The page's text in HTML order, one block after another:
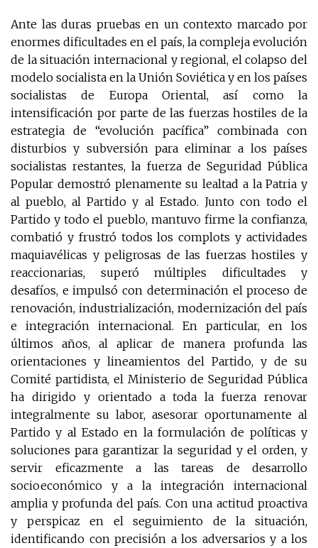
Ante las duras pruebas en un contexto marcado por
enormes dificultades en el país, la compleja evolución
de la situación internacional y regional, el colapso del
modelo socialista en la Unión Soviética y en los países
socialistas de Europa Oriental, así como la
intensificación por parte de las fuerzas hostiles de la
estrategia de “evolución pacífica” combinada con
disturbios y subversión para eliminar a los países
socialistas restantes, la fuerza de Seguridad Pública
Popular demostró plenamente su lealtad a la Patria y
al pueblo, al Partido y al Estado. Junto con todo el
Partido y todo el pueblo, mantuvo firme la confianza,
combatió y frustró todos los complots y actividades
maquiavélicas y peligrosas de las fuerzas hostiles y
reaccionarias, superó múltiples dificultades y
desafíos, e impulsó con determinación el proceso de
renovación, industrialización, modernización del país
e integración internacional. En particular, en los
últimos años, al aplicar de manera profunda las
orientaciones y lineamientos del Partido, y de su
Comité partidista, el Ministerio de Seguridad Pública
ha dirigido y orientado a toda la fuerza renovar
integralmente su labor, asesorar oportunamente al
Partido y al Estado en la formulación de políticas y
soluciones para garantizar la seguridad y el orden, y
servir eficazmente a las tareas de desarrollo
socioeconómico y a la integración internacional
amplia y profunda del país. Con una actitud proactiva
y perspicaz en el seguimiento de la situación,
identificando con precisión a los adversarios y a los